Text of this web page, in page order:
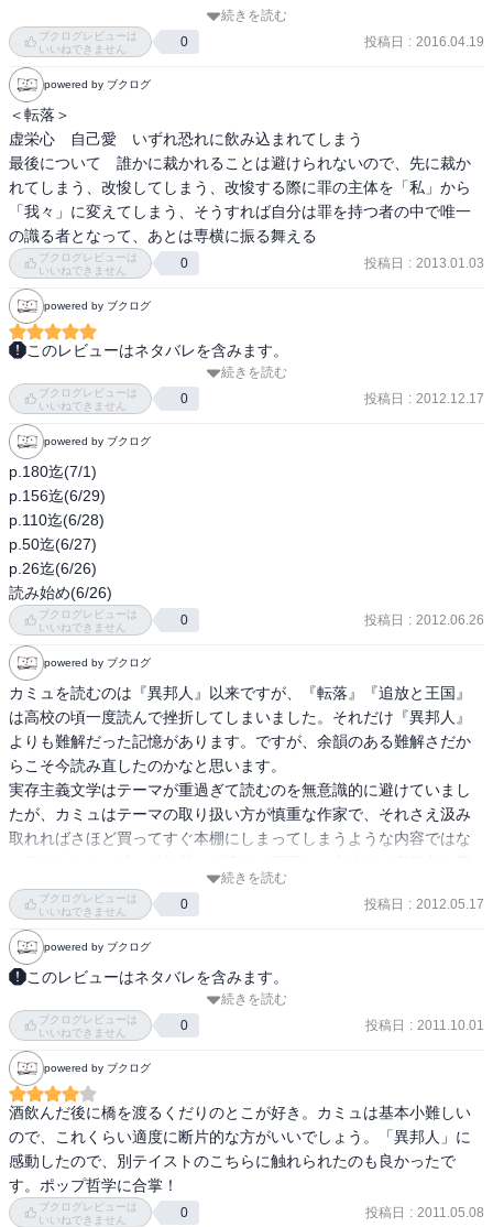
ャワ島もいい、でも貿易風の季節じゃないとね。ええ、若い頃に行
ったことがあります。島というのは概して好きですよ。簡単に一番
上に君臨できますから。
どれにせよ、だからどうということではないのです。噓も結局は真
実の手がかりを示すものではないでしょうか。そしてわたしの話
も、本当であれ偽りであれ、 変わることのない結末に向かって、変
わることのない意味を持つものではないか。だからそれが本当であ
れ偽りであれどうだっていいのです、どちらにせよ、わたくしが何
者であったのかと何者であるのかをまぎれもなく示しているのです
から。時には、本当のことを言う人よりも噓をつく人の方が、自分
をはっきりさらしていることもあります。真実とは光であり、目を
くらませるものです。噓は反対に、美しく 朧 な夕暮れであり、対象
のひとつひとつを際立たせるでしょう。そういうわけで、お好きな
ようにとっていただいてかまいません、わたしは捕虜収容所で教皇
に任ぜられたのです。
それでわたしは、ロンドンまでたどり着くという淡い期待を持っ
て、北アフリカに渡りました。ただしアフリカでは状況が複雑で、
対立する勢力のいずれもが大義を持っているように思えたので、首
を突っ込まないでおきました。どうもあなたのお顔からしますと、
わたしが大切な細部をかなり 端折りながら話していると 訝しんでい
らっしゃるんじゃありませんか。わたしはね、あなたの真価をわか
っているからこそ、そういう細部を飛ばしているんですよ。あなた
がいっそう注意してそれに目を向けてくれるようにね。そんなこん
なで、わたしは最終的にチュニジアに至り、そこで親切な女友達が
職を世話してくれました。彼女は非常に頭が良く、映画関連の仕事
をしていました。それでチュニスまでついていったのですが、わた
しは連合軍がアルジェリアに上陸してから初めて、彼女の本当の職
務を知ることになりました。彼女はドイツ軍に逮捕され、そしてわ
たしも、不本意ながら捕らえられてしまいました。その後彼女がど
うなったのかはわかりません。わたしの方は特に虐待を受けるとい
うこともなく、ひどく不安を感じてはいたものの、ひとまず保安処
分による拘留なのだということでした。トリポリ（ 52） の近くの収
容所に入れられたのですが、そこでは拷問などよりも、喉の渇きと
飢えによる苦しみがありました。それについて詳しくは語りませ
ん。我々この半世紀に生まれた者たちは、その種の場所を想像する
のに描写はいらないはずです。百五十年前の人々は、湖と森に胸を
震わせていました。今日の我々にあるのは、監獄の叙情性です。だ
からあなたには言わなくても伝わるでしょう。いくらかの細部を付
け加えさえすれば十分。暑さ、真上から照りつける太陽、蠅、砂、
水不足。
クラマンスが語る罪と恥はヴァリエーション豊かであり、実際人間
の後ろめたさにはそれなりの多様性があるだろう。一方、彼はより
普遍的に万人に備わった性質も指摘している。つまり、他者を裁く
ことへの執着である。これについてはおそらく、『転落』が書かれ
た一九五〇年代よりも、今日の方が想像しやすい。ＳＮＳによって
築かれた相互監視体制の下、世の中は警察か裁判官だらけである。
その意味で『転落』は、まったく古びず色褪せないどころか、むし
だ「最も良かった映画」は、ヴィゴ・モーテンセン主演『涙するま
で、生きる』でした。
この映画の原作が、カミュによる『客』なんですね。
実際に読んでみると、分量も短いですが、お話自体もシンプルで
す。
冬のアルジェリア、辺境の地で小学校教師をやっているダリュは、
やってきた友人の憲兵から、1人のアラビア人を預かるよう頼まれ
る。しかも、一晩預かるだけではなく、彼がとある街まで連れて行
かなければならないという。アラビア人は、殺害容疑で捕まってい
たのだ。目的地の街で、彼は裁判にかけられることになっている。
どこかしら超然とした小学校教師ダリュが、ひょんなことからアラ
ビア人を預かり、彼を遠くの街に送り届けるだけの話です。
でもこの短いお話に見られる寓話性の深度は、かなり深いところま
で続いているような気がします。
ダリュはアルジェリア系フランス人かと思いますが、それは同じく
アルジェリア生まれのカミュ自身と重なります。
1954年から1962年にかけては、アルジェリア戦争の時代でした。フ
ランス本土と、フランス植民地であったアルジェリアが繰り広げた
内戦です。フランス植民者の父を持つアルジェリア生まれのカミュ
は対立する二つの世界の中にあり、まさに引き裂かれる思いだった
と言われています。
二つの世界の狭間でカミュが取った行動は、停戦への可能性を見出
すことでした。1956年、カミュはフランス側のリベラル派とイスラ
ム穏健派と協力して市民休戦委員会を組織し、停戦を呼びかけてア
ルジェリアを訪れます。
ところが、これを自分たちに対する挑戦だと捉えた極右植民地主義
勢力は強い抗議を示し、独立主張側でも、テロを辞さない強硬派が
主導権を握ってカミュに非難を浴びせたのです。
つまり、「両方とも殺し合うのはやめて話し合うんだ」と訴えたカ
ミュは両方の側から憎まれることになってしまったのです。以後、
カミュはアルジェリア問題について語ることをやめてしまいます。
『客』におけるカミュ的精神の真髄は、アルジェリア問題に巻き込
まれる自身の運命を預言しながらも、それに引き裂かれてある様態
を、そのまま受けいれる覚悟を示している点に見出せそうです。
争いとは関わりたくない小学校教師は、アラビア人を死刑台へと導
く仕事を唐突に任ぜられてしまう。アラビア人を逃がせばフランス
側は許さない、反対に、アラビア人を街に引き渡せばアラビア側か
ら報復されてしまう。
続きを読む
ブクログレビューは
いいねできません
0 投稿日 : 2016.04.19
powered by ブクログ
＜転落＞
虚栄心　自己愛　いずれ恐れに飲み込まれてしまう
最後について　誰かに裁かれることは避けられないので、先に裁か
れてしまう、改悛してしまう、改悛する際に罪の主体を「私」から
「我々」に変えてしまう、そうすれば自分は罪を持つ者の中で唯一
の識る者となって、あとは専横に振る舞える
ブクログレビューは
いいねできません
0 投稿日 : 2013.01.03
powered by ブクログ
このレビューはネタバレを含みます。
大学生のときにゼミで扱った短編集。どれも文学的に工夫がこらさ
れた作品ばかり。カミュがこの短編すべてを書ききるのに１０年以
上かかった。というのも異邦人、ペストでの成功後、自分の才能の
枯渇を覚えたからだ。タイトル通り追放から王国までを綴ってあ
る。この後ノーベル賞を受賞し、遺作となる「最初の人間」を書い
たまま交通事故で他界してしまう。なんとも哲学的で悲しくも美し
い作品集。
難解だが歴史や哲学を知っていると読み解くことが出来る。「背教
者」は、キリスト教の伝道者が未開の地に赴くが、逆にその地にあ
る宗教に暴力によって改宗させられてしまう。伝道師はすっかり心
を奪われ次に訪ねてくる伝道者を叩き潰すように待ち構えるという
話である。
この伝道者はカミュが当時論争をしていたサルトルをモチーフに描
かれている。サルトルは当時、目的のためなら暴力も止むを得ない
という思想を持った共産党員となった。そのことをカミュは風刺し
たのである。伝道者は、現地の未開人に舌を引き抜かれてしまうの
だが、舌はフランス語でラングと言い、また言葉という意味も持っ
ている。つまりカミュはサルトルが言葉を失い、暴力に染まったこ
また未開人たちが崇めている金属の偶像があるのだが、この偶像は
当時鋼鉄の男と言われていたスターリンを表している。このように
歴史的な文脈を知っているとまた違う読みの楽しみが味わえる。
続きを読む
ブクログレビューは
いいねできません
0 投稿日 : 2012.12.17
powered by ブクログ
p.180迄(7/1)
p.156迄(6/29)
p.110迄(6/28)
p.50迄(6/27)
p.26迄(6/26)
読み始め(6/26)
ブクログレビューは
いいねできません
0 投稿日 : 2012.06.26
powered by ブクログ
カミュを読むのは『異邦人』以来ですが、『転落』『追放と王国』
は高校の頃一度読んで挫折してしまいました。それだけ『異邦人』
よりも難解だった記憶があります。ですが、余韻のある難解さだか
らこそ今読み直したのかなと思います。
実存主義文学はテーマが重過ぎて読むのを無意識的に避けていまし
たが、カミュはテーマの取り扱い方が慎重な作家で、それさえ汲み
取れればさほど買ってすぐ本棚にしまってしまうような内容ではな
びた作風で、聖書の引用と思わしき文もあります。
それにしても、カミュは感受性が鋭い作家ですね。
続きを読む
ブクログレビューは
いいねできません
0 投稿日 : 2012.05.17
powered by ブクログ
このレビューはネタバレを含みます。
『ある者は「ぼくを愛して！」と叫ぶし、他の者は「ぼくを愛さな
いで！」とくる。しかし最悪で、もっとも不幸な人種は「ぼくを愛
さないで、でもぼくに忠実でいてくれ！」というんです。（p.71)』
続きを読む
ブクログレビューは
いいねできません
0 投稿日 : 2011.10.01
powered by ブクログ
酒飲んだ後に橋を渡るくだりのとこが好き。カミュは基本小難しい
ので、これくらい適度に断片的な方がいいでしょう。「異邦人」に
感動したので、別テイストのこちらに触れられたのも良かったで
す。ポップ哲学に合掌！
ブクログレビューは
いいねできません
0 投稿日 : 2011.05.08